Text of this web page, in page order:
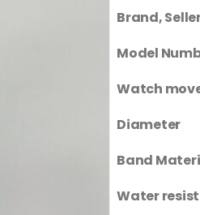
Brand,
Model
Watch
Diameter
Band
Water